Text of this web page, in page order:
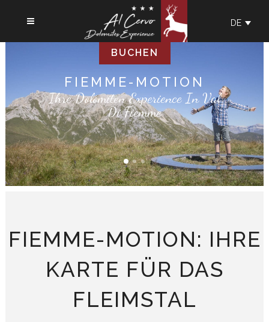
DE
FIEMME-MOTION
Ihre Dolomiten Experience In Val
Di Fiemme
FIEMME-MOTION: IHRE
KARTE FÜR DAS
FLEIMSTAL
BUCHEN